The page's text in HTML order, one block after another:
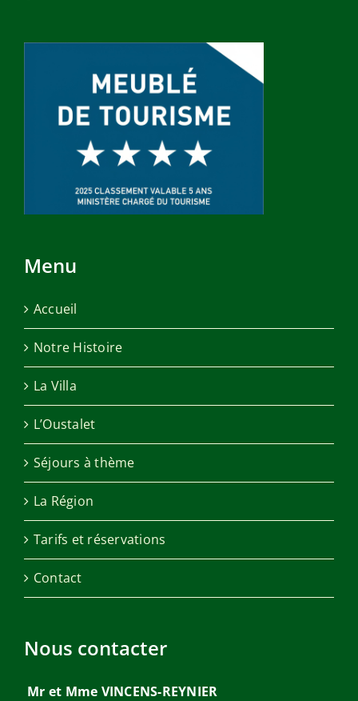
Menu
Accueil
Notre Histoire
La Villa
L’Oustalet
Séjours à thème
La Région
Tarifs et réservations
Contact
Nous contacter
Mr et Mme VINCENS-REYNIER